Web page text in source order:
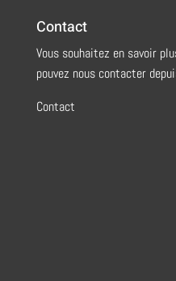
Contact
Vous souhaitez en savoir
pouvez nous contacter
Contact